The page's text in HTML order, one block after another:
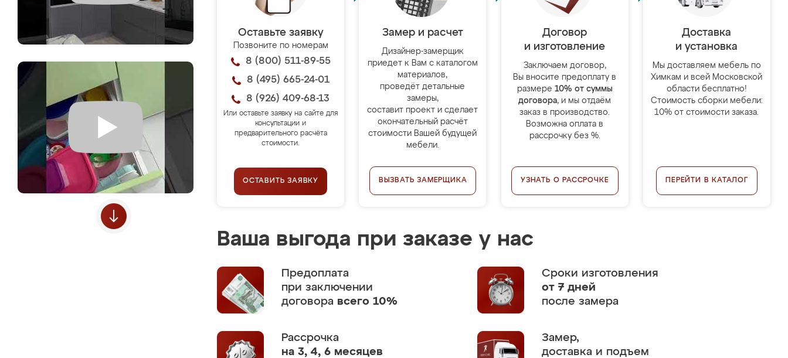
Оставьте заявку
Позвоните по номерам
8 (800) 511-89-55
8 (495) 665-24-01
8 (926) 409-68-13
Или оставьте заявку на сайте для
консультации и
предварительного расчёта
стоимости.
ОСТАВИТЬ ЗАЯВКУ
Замер и расчет
Дизайнер-замерщик
приедет к Вам с каталогом
материалов,
проведёт детальные
замеры,
составит проект и сделает
окончательный расчёт
стоимости Вашей будущей
мебели.
ВЫЗВАТЬ ЗАМЕРЩИКА
Договор
и изготовление
Заключаем договор,
Вы вносите предоплату в
размере 10% от суммы
договора, и мы отдаём
заказ в производство.
Возможна оплата в
рассрочку без %.
УЗНАТЬ О РАССРОЧКЕ
Доставка
и установка
Мы доставляем мебель по
Химкам и всей Московской
области бесплатно!
Стоимость сборки мебели:
10% от стоимости заказа.
ПЕРЕЙТИ В КАТАЛОГ
Ваша выгода при заказе у нас
Предоплата
при заключении
договора всего 10%
Сроки изготовления
от 7 дней
после замера
Рассрочка
на 3, 4, 6 месяцев
Замер,
доставка и подъем